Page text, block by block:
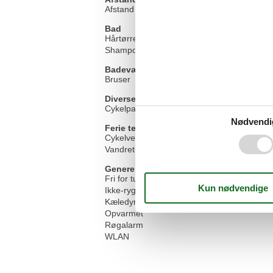
Afstand vandresti/cykelsti 100-500m
Bad
Hårtørrer
Shampoo
Badeværelse
Bruser
Diverse
Cykelparkeringsplads
Ferie temaer
Cykelvenlig
Vandretur
Generelt udstyr
Fri for turistskat
Ikke-rygere
Kæledyr er ikke tilladt
Opvarmet
Røgalarm
WLAN